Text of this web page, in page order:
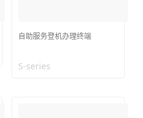
自助服务登机办理终端
S-series